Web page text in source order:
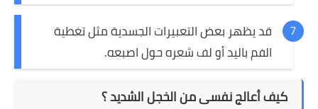
قد يظهر بعض التعبيرات الجسدية مثل تغطية
الفم باليد أو لف شعره حول اصبعه.
كيف أعالج نفسى من الخجل الشديد ؟